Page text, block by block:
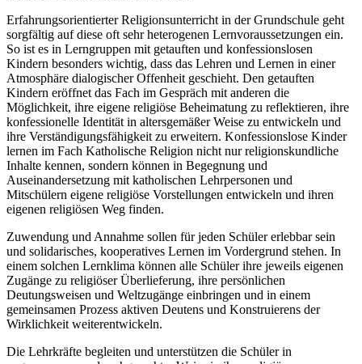
Erfahrungsorientierter Religionsunterricht in der Grundschule geht
sorgfältig auf diese oft sehr heterogenen Lernvoraussetzungen ein.
So ist es in Lerngruppen mit getauften und konfessionslosen
Kindern besonders wichtig, dass das Lehren und Lernen in einer
Atmosphäre dialogischer Offenheit geschieht. Den getauften
Kindern eröffnet das Fach im Gespräch mit anderen die
Möglichkeit, ihre eigene religiöse Beheimatung zu reflektieren, ihre
konfessionelle Identität in altersgemäßer Weise zu entwickeln und
ihre Verständigungsfähigkeit zu erweitern. Konfessionslose Kinder
lernen im Fach Katholische Religion nicht nur religionskundliche
Inhalte kennen, sondern können in Begegnung und
Auseinandersetzung mit katholischen Lehrpersonen und
Mitschülern eigene religiöse Vorstellungen entwickeln und ihren
eigenen religiösen Weg finden.
Zuwendung und Annahme sollen für jeden Schüler erlebbar sein
und solidarisches, kooperatives Lernen im Vordergrund stehen. In
einem solchen Lernklima können alle Schüler ihre jeweils eigenen
Zugänge zu religiöser Überlieferung, ihre persönlichen
Deutungsweisen und Weltzugänge einbringen und in einem
gemeinsamen Prozess aktiven Deutens und Konstruierens der
Wirklichkeit weiterentwickeln.
Die Lehrkräfte begleiten und unterstützen die Schüler in